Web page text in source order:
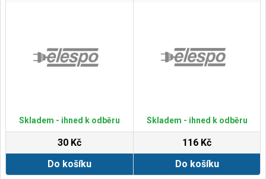
Skladem - ihned k odběru
30 Kč
Do košíku
Skladem - ihned k odběru
116 Kč
Do košíku